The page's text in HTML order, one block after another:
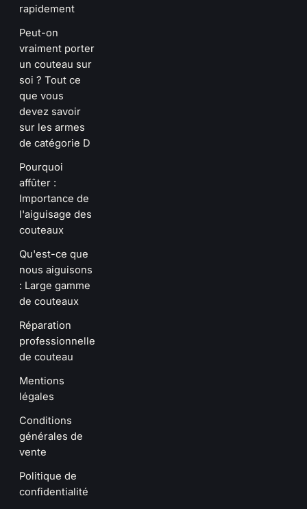
rapidement
Peut-on
vraiment porter
un couteau sur
soi ? Tout ce
que vous
devez savoir
sur les armes
de catégorie D
Pourquoi
affûter :
Importance de
l'aiguisage des
couteaux
Qu'est-ce que
nous aiguisons
: Large gamme
de couteaux
Réparation
professionnelle
de couteau
Mentions
légales
Conditions
générales de
vente
Politique de
confidentialité